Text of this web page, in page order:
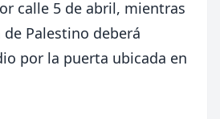
calle 5 de abril, mientras
Palestino deberá
por la puerta ubicada en